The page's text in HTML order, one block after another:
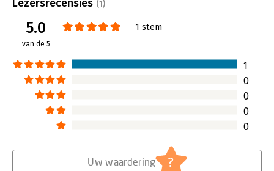
Verschijningsdatum:
12-3-2026
Hoofdrubriek:
Lezersrecensies (1)
5.0
van de 5
1 stem
1
0
0
0
0
Uw waardering ?